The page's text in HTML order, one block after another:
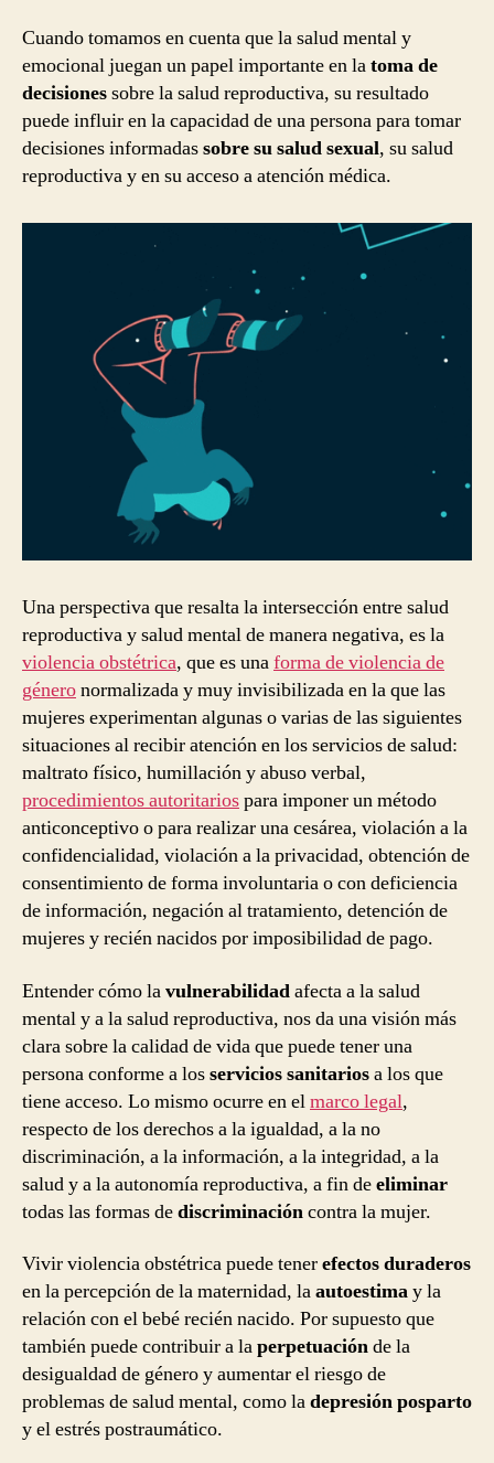
Cuando tomamos en cuenta que la salud mental y
emocional juegan un papel importante en latoma de
decisionessobre la salud reproductiva, su resultado
puede influir en la capacidad de una persona para tomar
decisiones informadassobre su salud sexual, su salud
reproductiva y en su acceso a atención médica.
Una perspectiva que resalta la intersección entre salud
reproductiva y salud mental de manera negativa, es la
violencia obstétrica, que es unaforma de violencia de
géneronormalizada y muy invisibilizada en la que las
mujeres experimentan algunas o varias de las siguientes
situaciones al recibir atención en los servicios de salud:
maltrato físico, humillación y abuso verbal,
procedimientos autoritariospara imponer un método
anticonceptivo o para realizar una cesárea, violación a la
confidencialidad, violación a la privacidad, obtención de
consentimiento de forma involuntaria o con deficiencia
de información, negación al tratamiento, detención de
mujeres y recién nacidos por imposibilidad de pago.
Entender cómo lavulnerabilidadafecta a la salud
mental y a la salud reproductiva, nos da una visión más
clara sobre la calidad de vida que puede tener una
persona conforme a losservicios sanitariosa los que
tiene acceso. Lo mismo ocurre en elmarco legal,
respecto de los derechos a la igualdad, a la no
discriminación, a la información, a la integridad, a la
salud y a la autonomía reproductiva, a fin deeliminar
todas las formas dediscriminacióncontra la mujer.
Vivir violencia obstétrica puede tenerefectos duraderos
en la percepción de la maternidad, laautoestimay la
relación con el bebé recién nacido. Por supuesto que
también puede contribuir a laperpetuaciónde la
desigualdad de género y aumentar el riesgo de
problemas de salud mental, como ladepresión posparto
y el estrés postraumático.